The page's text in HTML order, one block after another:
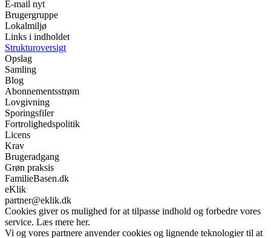
E-mail nyt
Brugergruppe
Lokalmiljø
Links i indholdet
Strukturoversigt
Opslag
Samling
Blog
Abonnementsstrøm
Lovgivning
Sporingsfiler
Fortrolighedspolitik
Licens
Krav
Brugeradgang
Grøn praksis
FamilieBasen.dk
eKlik
partner@eklik.dk
Cookies giver os mulighed for at tilpasse indhold og forbedre vores
service. Læs mere her.
Vi og vores partnere anvender cookies og lignende teknologier til at